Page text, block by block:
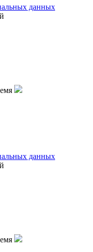
данных
данных